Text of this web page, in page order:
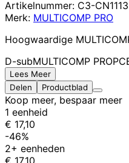
Artikelnummer: C3-
Merk: MULTICOMP PRO
Hoogwaardige
D-subMULTICOMP PRO
Lees Meer
Delen
Productblad
Koop meer, bespaar meer
1 eenheid
€ 17,10
-46%
2+ eenheden
€ 17,10